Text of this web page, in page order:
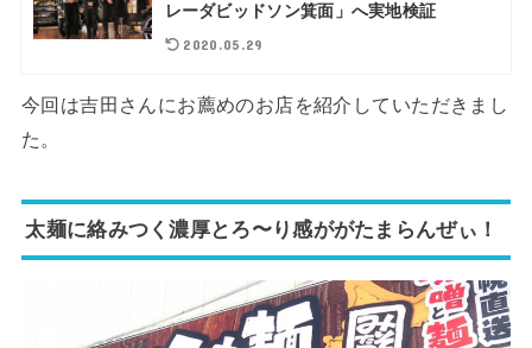
レーダビッドソン箕面」へ実地検証
2020.05.29
今回は吉田さんにお薦めのお店を紹介していただきまし
た。
太麺に絡みつく濃厚とろ〜り感ががたまらんぜぃ！